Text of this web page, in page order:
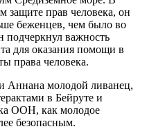
защите прав человека, он
беженцев, чем было во
важность
для оказания помощи в
права человека.
Аннана молодой ливанец,
в Бейруте и
ООН, как молодое
безопасным.